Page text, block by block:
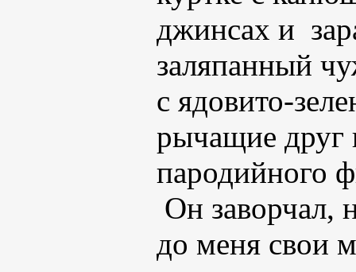
джинсах и
заляпанный
с ядовито-
рычащие друг
пародийного
Он заворчал,
до меня свои